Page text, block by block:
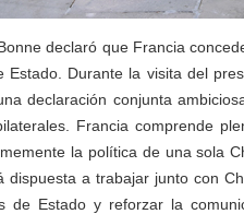
declaró que Francia
Estado. Durante la visita del
declaración conjunta
Francia comprende
la política de una sola
dispuesta a trabajar junto con
de Estado y reforzar la